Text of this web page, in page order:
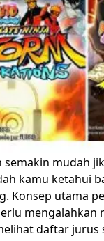
mudah
kamu ketahui
Konsep utama
daftar